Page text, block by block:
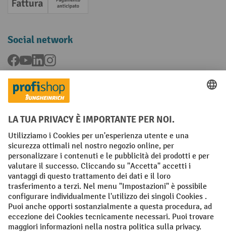
Fattura Pagamento anticipato
Social network
Facebook
YouTubeLinkedInInstagram
Condizioni Generali di Vendita
Dichiarazione di protezione dei dati Impronta
Impostazioni sulla privacy
All prices excl. VAT plusshipping costsand possible delivery charges,
if not stated otherwise.
¹ Lo sconto è valido fino a esaurimento scorte. Lo sconto non si applica
ai prezzi speciali. Non è possibile la combinazione con altri sconti o
buoni in percentuale. | ² Lo sconto viene concesso una sola volta al